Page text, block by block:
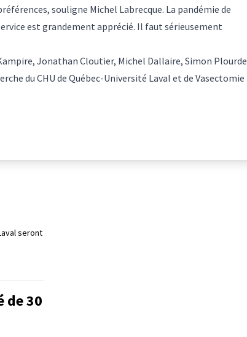
souligne Michel Labrecque. La pandémie de
est grandement apprécié. Il faut sérieusement
Jonathan Cloutier, Michel Dallaire, Simon Plourde
du CHU de Québec-Université Laval et de Vasectomie
seront
de 30